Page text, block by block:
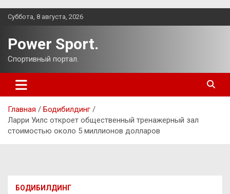
Перейти
Суббота, 8 августа, 2026
Power Sport.
Спортивный портал.
Главная
Бодибилдинг
Ларри Уилс откроет общественный тренажерный зал
стоимостью около 5 миллионов долларов
БОДИБИЛДИНГ